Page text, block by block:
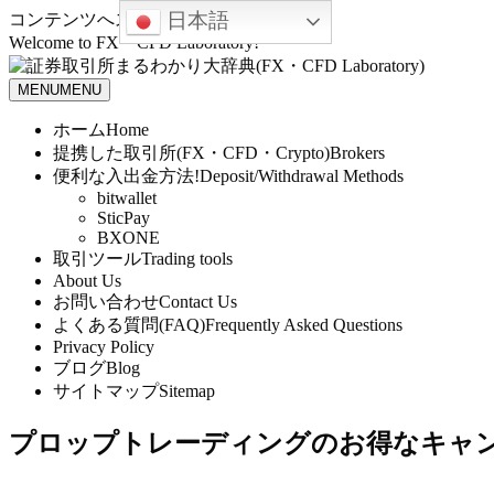
コンテンツへスキップ
Welcome to FX・CFD Laboratory!
MENUMENU
ホームHome
提携した取引所(FX・CFD・Crypto)Brokers
便利な入出金方法!Deposit/Withdrawal Methods
bitwallet
SticPay
BXONE
取引ツールTrading tools
About Us
お問い合わせContact Us
よくある質問(FAQ)Frequently Asked Questions
Privacy Policy
ブログBlog
サイトマップSitemap
プロップトレーディングのお得なキャ
日本語